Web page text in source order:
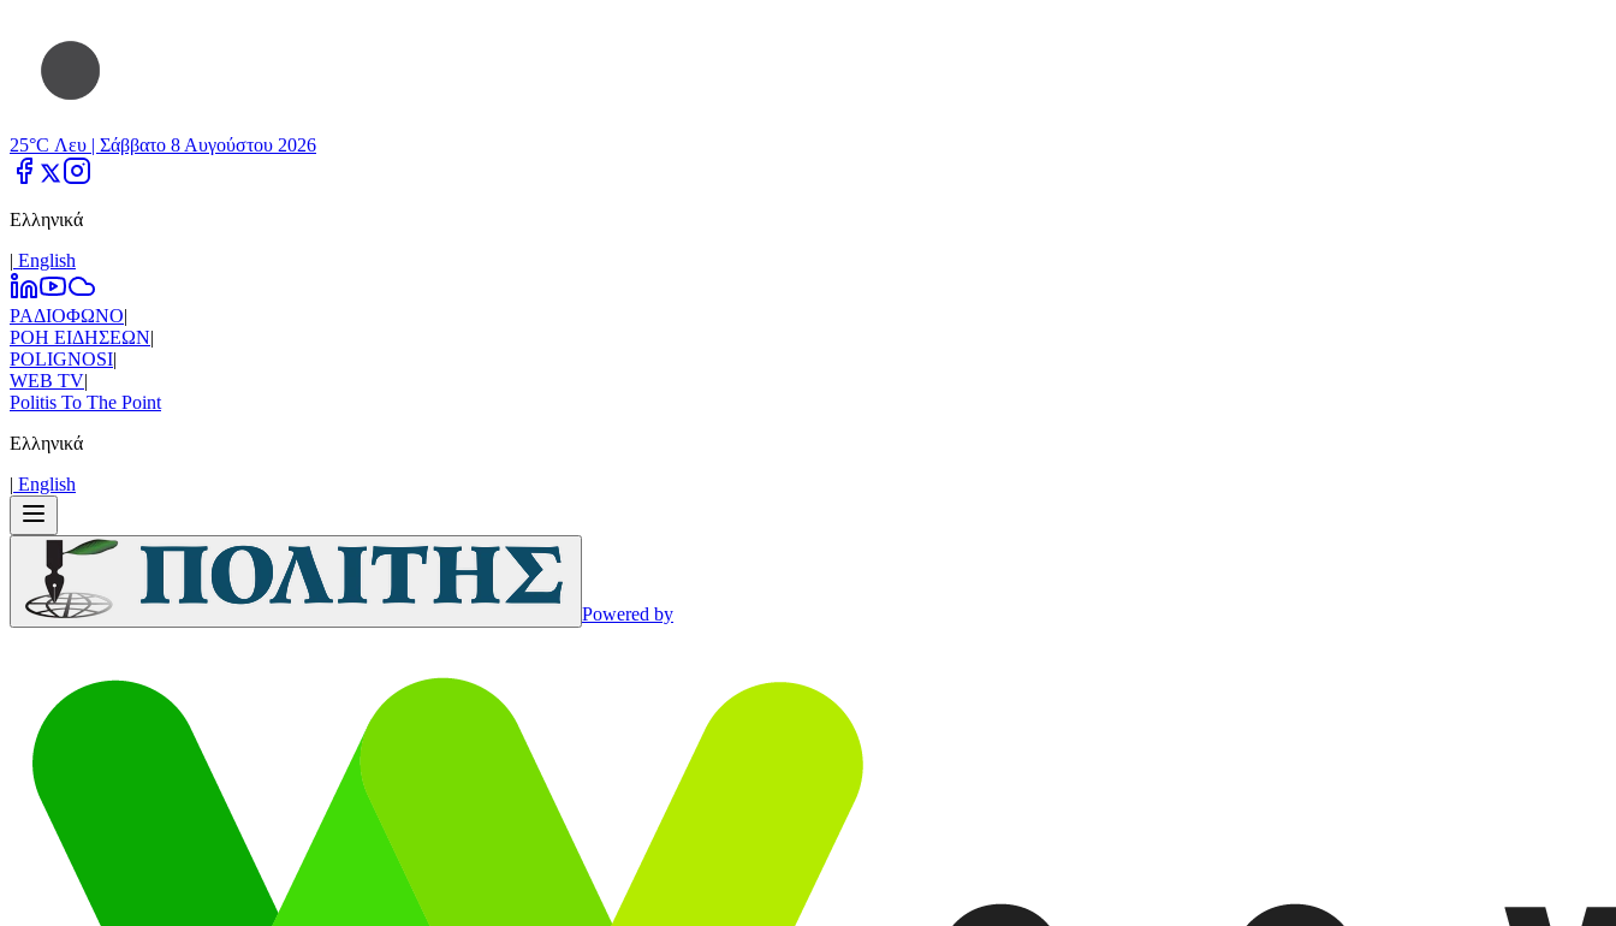
25°C Λευ | Σάββατο 8 Αυγούστου 2026
Ελληνικά
| Εnglish
ΡΑΔΙΟΦΩΝΟ|
ΡΟΗ ΕΙΔΗΣΕΩΝ|
POLIGNOSI|
WEB TV|
Politis To The Point
Ελληνικά
| Εnglish
Powered by